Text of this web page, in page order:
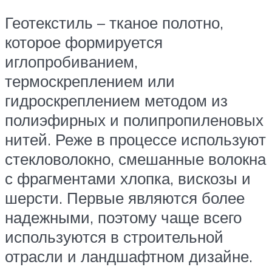
Геотекстиль – тканое полотно,
которое формируется
иглопробиванием,
термоскреплением или
гидроскреплением методом из
полиэфирных и полипропиленовых
нитей. Реже в процессе используют
стекловолокно, смешанные волокна
с фрагментами хлопка, вискозы и
шерсти. Первые являются более
надежными, поэтому чаще всего
используются в строительной
отрасли и ландшафтном дизайне.